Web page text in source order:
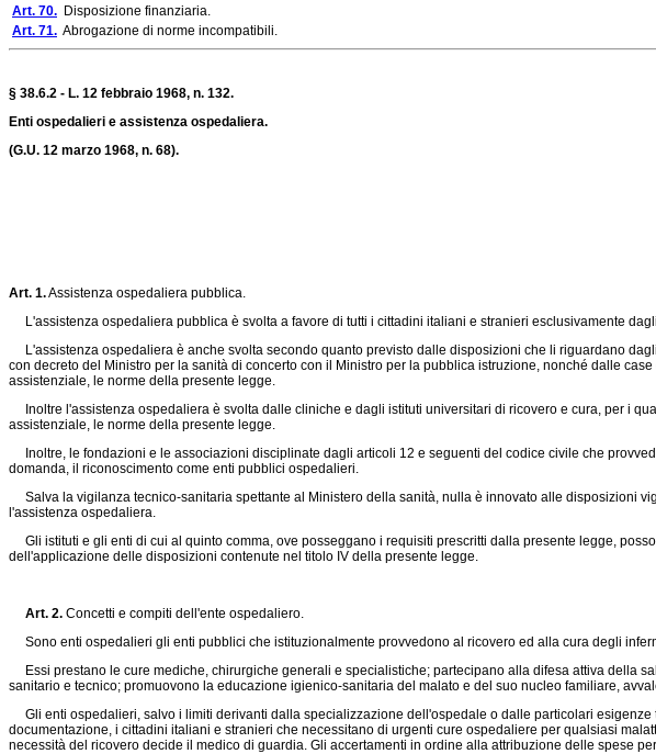
Art. 70. Disposizione finanziaria.
Art. 71. Abrogazione di norme incompatibili.
§ 38.6.2 - L. 12 febbraio 1968, n. 132.
Enti ospedalieri e assistenza ospedaliera.
(G.U. 12 marzo 1968, n. 68).
Art. 1.Assistenza ospedaliera pubblica.
L'assistenza ospedaliera pubblica è svolta a favore di tutti i cittadini italiani e stranieri esclusivamente
L'assistenza ospedaliera è anche svolta secondo quanto previsto dalle disposizioni che li riguardano
con decreto del Ministro per la sanità di concerto con il Ministro per la pubblica istruzione, nonché dalle
assistenziale, le norme della presente legge.
Inoltre l'assistenza ospedaliera è svolta dalle cliniche e dagli istituti universitari di ricovero e cura, per i
assistenziale, le norme della presente legge.
Inoltre, le fondazioni e le associazioni disciplinate dagli articoli 12 e seguenti del codice civile che
domanda, il riconoscimento come enti pubblici ospedalieri.
Salva la vigilanza tecnico-sanitaria spettante al Ministero della sanità, nulla è innovato alle disposizioni
l'assistenza ospedaliera.
Gli istituti e gli enti di cui al quinto comma, ove posseggano i requisiti prescritti dalla presente legge,
dell'applicazione delle disposizioni contenute nel titolo IV della presente legge.
Art. 2. Concetti e compiti dell'ente ospedaliero.
Sono enti ospedalieri gli enti pubblici che istituzionalmente provvedono al ricovero ed alla cura degli
Essi prestano le cure mediche, chirurgiche generali e specialistiche; partecipano alla difesa attiva della
sanitario e tecnico; promuovono la educazione igienico-sanitaria del malato e del suo nucleo familiare,
Gli enti ospedalieri, salvo i limiti derivanti dalla specializzazione dell'ospedale o dalle particolari
documentazione, i cittadini italiani e stranieri che necessitano di urgenti cure ospedaliere per qualsiasi
necessità del ricovero decide il medico di guardia. Gli accertamenti in ordine alla attribuzione delle spese